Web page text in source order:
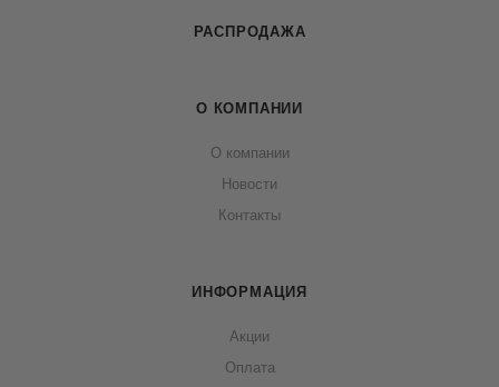
РАСПРОДАЖА
О КОМПАНИИ
О компании
Новости
Контакты
ИНФОРМАЦИЯ
Акции
Оплата